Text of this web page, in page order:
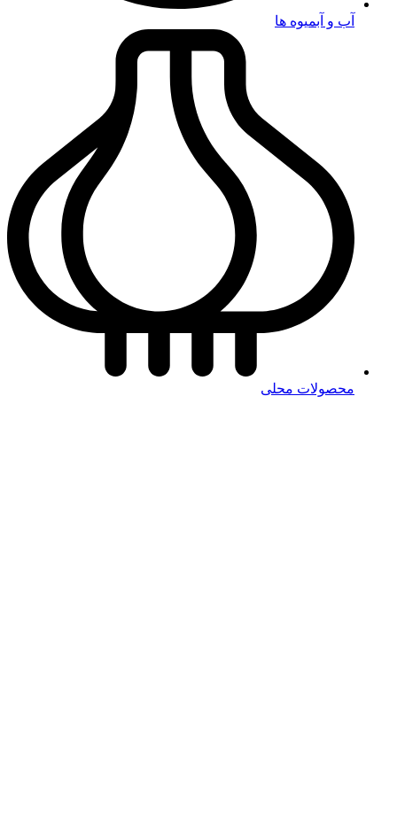
آب و آبمیوه ها
محصولات محلی